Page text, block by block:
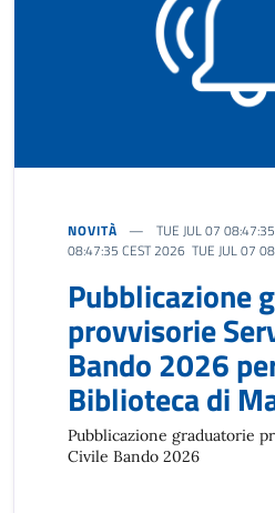
NOVITÀ
TUE JUL 07
08:47:35 CEST 2026 TUE JUL 07
Pubblicazione
provvisorie
Bando 2026
Biblioteca di
Pubblicazione graduatorie
Civile Bando 2026